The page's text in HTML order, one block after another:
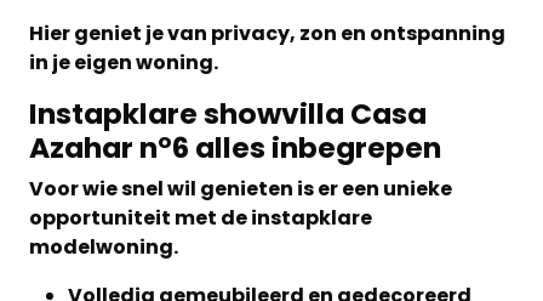
Hier geniet je van privacy, zon en ontspanning
in je eigen woning.
Instapklare showvilla Casa
Azahar nº6 alles inbegrepen
Voor wie snel wil genieten is er een unieke
opportuniteit met de instapklare
modelwoning.
Volledig gemeubileerd en gedecoreerd